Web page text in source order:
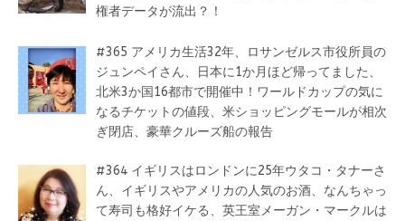
権者データが流出？！
#365 アメリカ生活32年、ロサンゼルス市役所員の
ジュンペイさん、日本に1か月ほど帰ってました、
北米3か国16都市で開催中！ワールドカップの気に
なるチケットの値段、米ショッピングモールが相次
ぎ閉店、豪華クルーズ船の報告
#364 イギリスはロンドンに25年ウタコ・タナーさ
ん、イギリスやアメリカの人気のお酒、なんちゃっ
て寿司も格好イケる、英王室メーガン・マークルは